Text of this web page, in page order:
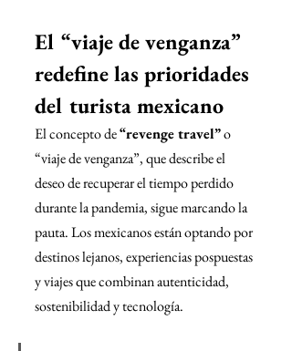
El “viaje de venganza”
redefine las prioridades
del turista mexicano
El concepto de “revenge travel” o
“viaje de venganza”, que describe el
deseo de recuperar el tiempo perdido
durante la pandemia, sigue marcando la
pauta. Los mexicanos están optando por
destinos lejanos, experiencias pospuestas
y viajes que combinan autenticidad,
sostenibilidad y tecnología.